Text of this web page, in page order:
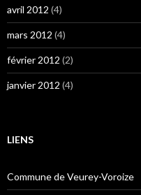
avril 2012 (4)
mars 2012 (4)
février 2012 (2)
janvier 2012 (4)
LIENS
Commune de Veurey-Voroize